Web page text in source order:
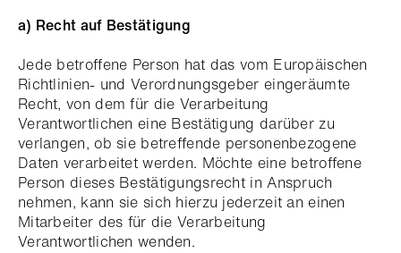
a) Recht auf Bestätigung
Jede betroffene Person hat das vom Europäischen
Richtlinien- und Verordnungsgeber eingeräumte
Recht, von dem für die Verarbeitung
Verantwortlichen eine Bestätigung darüber zu
verlangen, ob sie betreffende personenbezogene
Daten verarbeitet werden. Möchte eine betroffene
Person dieses Bestätigungsrecht in Anspruch
nehmen, kann sie sich hierzu jederzeit an einen
Mitarbeiter des für die Verarbeitung
Verantwortlichen wenden.